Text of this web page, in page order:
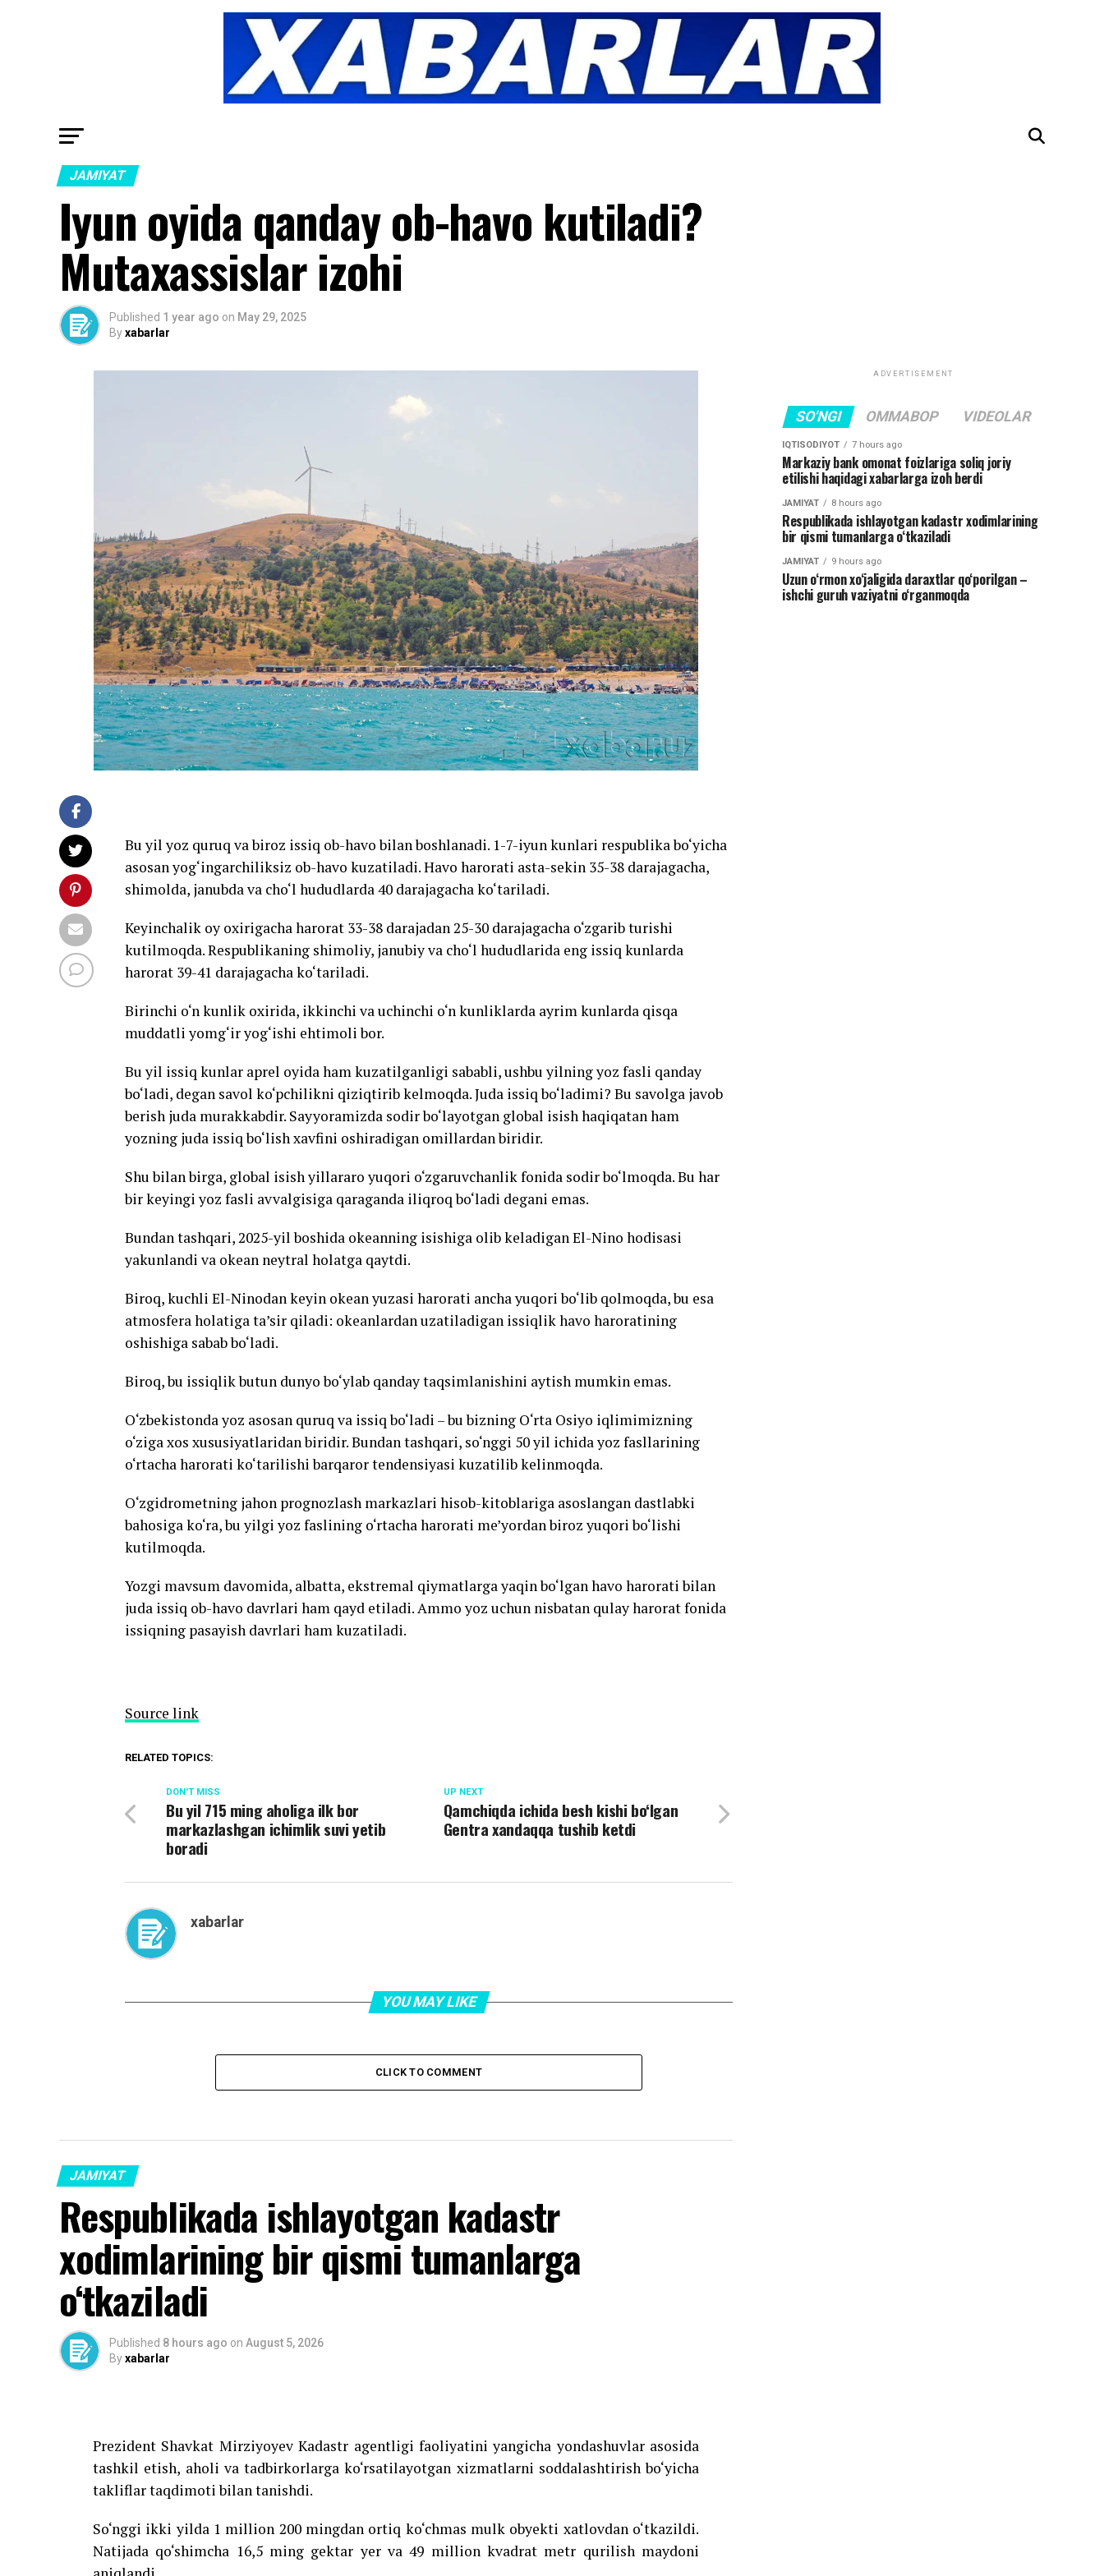
JAMIYAT
Iyun oyida qanday ob-havo kutiladi?
Mutaxassislar izohi
Published 1 year ago on May 29, 2025
Byxabarlar
Bu yil yoz quruq va biroz issiq ob-havo bilan boshlanadi. 1-7-iyun kunlari respublika bo‘yicha
asosan yog‘ingarchiliksiz ob-havo kuzatiladi. Havo harorati asta-sekin 35-38 darajagacha,
shimolda, janubda va cho‘l hududlarda 40 darajagacha ko‘tariladi.
Keyinchalik oy oxirigacha harorat 33-38 darajadan 25-30 darajagacha o‘zgarib turishi
kutilmoqda. Respublikaning shimoliy, janubiy va cho‘l hududlarida eng issiq kunlarda
harorat 39-41 darajagacha ko‘tariladi.
Birinchi o‘n kunlik oxirida, ikkinchi va uchinchi o‘n kunliklarda ayrim kunlarda qisqa
muddatli yomg‘ir yog‘ishi ehtimoli bor.
Bu yil issiq kunlar aprel oyida ham kuzatilganligi sababli, ushbu yilning yoz fasli qanday
bo‘ladi, degan savol ko‘pchilikni qiziqtirib kelmoqda. Juda issiq bo‘ladimi? Bu savolga javob
berish juda murakkabdir. Sayyoramizda sodir bo‘layotgan global isish haqiqatan ham
yozning juda issiq bo‘lish xavfini oshiradigan omillardan biridir.
Shu bilan birga, global isish yillararo yuqori o‘zgaruvchanlik fonida sodir bo‘lmoqda. Bu har
bir keyingi yoz fasli avvalgisiga qaraganda iliqroq bo‘ladi degani emas.
Bundan tashqari, 2025-yil boshida okeanning isishiga olib keladigan El-Nino hodisasi
yakunlandi va okean neytral holatga qaytdi.
Biroq, kuchli El-Ninodan keyin okean yuzasi harorati ancha yuqori bo‘lib qolmoqda, bu esa
atmosfera holatiga ta’sir qiladi: okeanlardan uzatiladigan issiqlik havo haroratining
oshishiga sabab bo‘ladi.
Biroq, bu issiqlik butun dunyo bo‘ylab qanday taqsimlanishini aytish mumkin emas.
O‘zbekistonda yoz asosan quruq va issiq bo‘ladi – bu bizning O‘rta Osiyo iqlimimizning
o‘ziga xos xususiyatlaridan biridir. Bundan tashqari, so‘nggi 50 yil ichida yoz fasllarining
o‘rtacha harorati ko‘tarilishi barqaror tendensiyasi kuzatilib kelinmoqda.
O‘zgidrometning jahon prognozlash markazlari hisob-kitoblariga asoslangan dastlabki
bahosiga ko‘ra, bu yilgi yoz faslining o‘rtacha harorati me’yordan biroz yuqori bo‘lishi
kutilmoqda.
Yozgi mavsum davomida, albatta, ekstremal qiymatlarga yaqin bo‘lgan havo harorati bilan
juda issiq ob-havo davrlari ham qayd etiladi. Ammo yoz uchun nisbatan qulay harorat fonida
issiqning pasayish davrlari ham kuzatiladi.
Source link
RELATED TOPICS:
UP NEXT
Qamchiqda ichida besh kishi bo‘lgan
Gentra xandaqqa tushib ketdi
DON'T MISS
Bu yil 715 ming aholiga ilk bor
markazlashgan ichimlik suvi yetib
boradi
xabarlar
YOU MAY LIKE
CLICK TO COMMENT
JAMIYAT
Respublikada ishlayotgan kadastr
xodimlarining bir qismi tumanlarga
o‘tkaziladi
Published 8 hours ago on August 5, 2026
Byxabarlar
Prezident Shavkat Mirziyoyev Kadastr agentligi faoliyatini yangicha yondashuvlar asosida
tashkil etish, aholi va tadbirkorlarga ko‘rsatilayotgan xizmatlarni soddalashtirish bo‘yicha
takliflar taqdimoti bilan tanishdi.
So‘nggi ikki yilda 1 million 200 mingdan ortiq ko‘chmas mulk obyekti xatlovdan o‘tkazildi.
Natijada qo‘shimcha 16,5 ming gektar yer va 49 million kvadrat metr qurilish maydoni
ADVERTISEMENT
SO'NGI OMMABOP VIDEOLAR
IQTISODIYOT 7 hours ago
Markaziy bank omonat foizlariga soliq joriy
etilishi haqidagi xabarlarga izoh berdi
JAMIYAT 8 hours ago
Respublikada ishlayotgan kadastr xodimlarining
bir qismi tumanlarga o‘tkaziladi
JAMIYAT 9 hours ago
Uzun o‘rmon xo‘jaligida daraxtlar qo‘porilgan –
ishchi guruh vaziyatni o‘rganmoqda